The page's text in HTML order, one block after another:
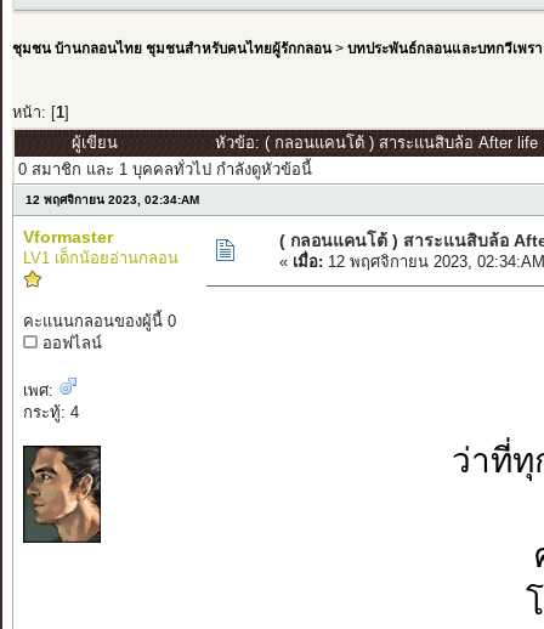
ชุมชน บ้านกลอนไทย ชุมชนสำหรับคนไทยผู้รักกลอน> บทประพันธ์กลอนและบทกวีเพรา
หน้า: [ 1]
ผู้เขียน
หัวข้อ: ( กลอนแคนโต้ ) สาระแนสิบล้อ After
0 สมาชิก และ 1 บุคคลทั่วไป กำลังดูหัวข้อนี้
12 พฤศจิกายน 2023, 02:34:AM
Vformaster
LV1 เด็กน้อยอ่านกลอน
คะแนนกลอนของผู้นี้ 0
ออฟไลน์
เพศ:
กระทู้: 4
( กลอนแคนโต้ ) สาระแนสิบล้อ
« เมื่อ: 12 พฤศจิกายน 2023,
ว่าที่ทุ